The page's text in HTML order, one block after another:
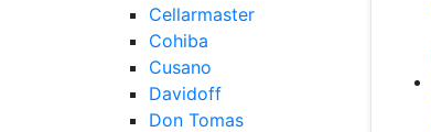
Cellarmaster
Cohiba
Cusano
Davidoff
Don Tomas